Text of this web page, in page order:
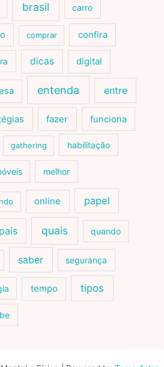
brasil carro
comprar confira
dicas digital
entenda entre
fazer funciona
gathering habilitação
melhor
online papel
quais quando
saber segurança
tempo tipos